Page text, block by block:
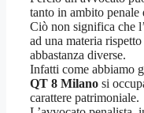
tanto in ambito
Ciò non significa che
ad una materia
abbastanza diverse.
Infatti come abbiamo
QT 8 Milano si
carattere patrimoniale.